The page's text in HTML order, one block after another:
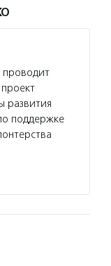
развития
поддержке